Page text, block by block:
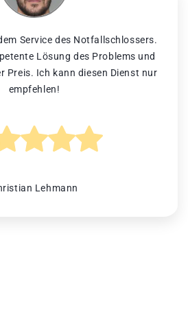
Service des Notfallschlossers.
Lösung des Problems und
Preis. Ich kann diesen Dienst nur
empfehlen!
Lehmann